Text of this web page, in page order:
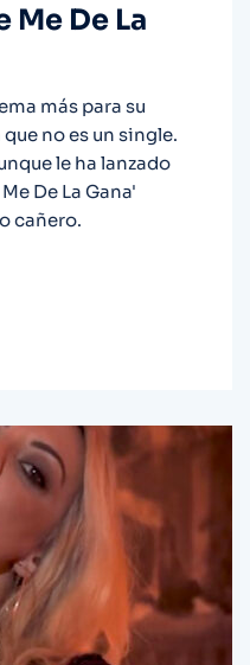
Me De La
más para su
no es un single.
le ha lanzado
De La Gana'
cañero.